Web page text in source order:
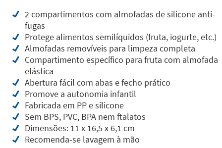
2 compartimentos com almofadas de silicone anti-
fugas
Protege alimentos semilíquidos (fruta, iogurte, etc.)
Almofadas removíveis para limpeza completa
Compartimento específico para fruta com almofada
elástica
Abertura fácil com abas e fecho prático
Promove a autonomia infantil
Fabricada em PP e silicone
Sem BPS, PVC, BPA nem ftalatos
Dimensões: 11 x 16,5 x 6,1 cm
Recomenda-se lavagem à mão